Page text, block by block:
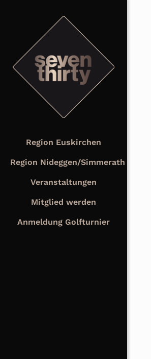
Region Euskirchen
Region Nideggen/Simmerath
Veranstaltungen
Mitglied werden
Anmeldung Golfturnier